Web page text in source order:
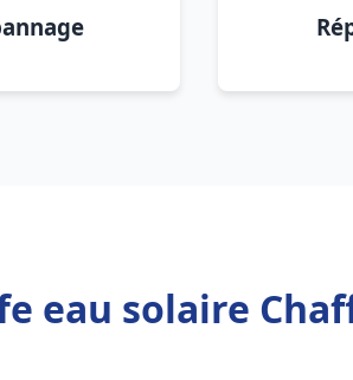
eau solaire